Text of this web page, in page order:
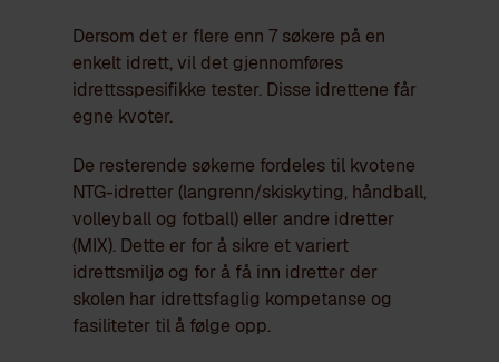
Dersom det er flere enn 7 søkere på en
enkelt idrett, vil det gjennomføres
idrettsspesifikke tester. Disse idrettene får
egne kvoter.
De resterende søkerne fordeles til kvotene
NTG-idretter (langrenn/skiskyting, håndball,
volleyball og fotball) eller andre idretter
(MIX). Dette er for å sikre et variert
idrettsmiljø og for å få inn idretter der
skolen har idrettsfaglig kompetanse og
fasiliteter til å følge opp.